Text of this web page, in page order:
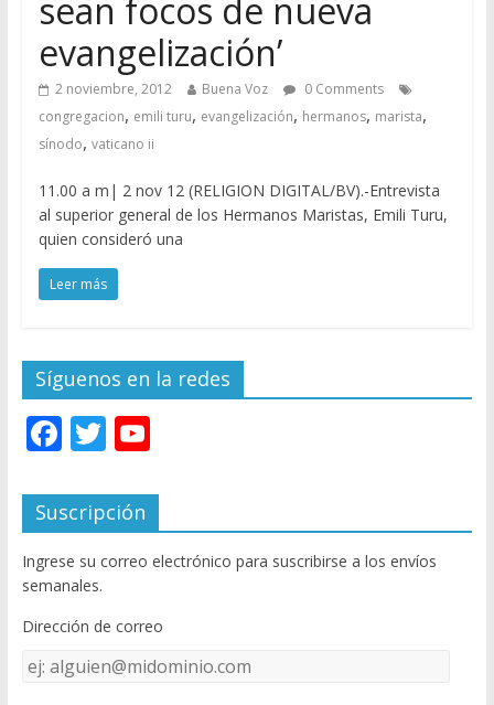
sean focos de nueva
evangelización’
2 noviembre, 2012 Buena Voz
0 Comments
congregacion, emili turu, evangelización, hermanos, marista,
sínodo, vaticano ii
11.00 a m| 2 nov 12 (RELIGION DIGITAL/BV).-Entrevista
al superior general de los Hermanos Maristas, Emili Turu,
quien consideró una
Leer más
Síguenos en la redes
F
e
b
o
o
k
T
itt
er
Y
u
T
u
e
C
Suscripción
Ingrese su correo electrónico para suscribirse a los envíos
semanales.
Dirección de correo
Dirección
de